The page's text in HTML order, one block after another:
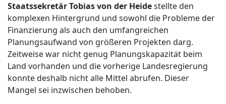
Staatssekretär Tobias von der Heidestellte den
komplexen Hintergrund und sowohl die Probleme der
Finanzierung als auch den umfangreichen
Planungsaufwand von größeren Projekten darg.
Zeitweise war nicht genug Planungskapazität beim
Land vorhanden und die vorherige Landesregierung
konnte deshalb nicht alle Mittel abrufen. Dieser
Mangel sei inzwischen behoben.